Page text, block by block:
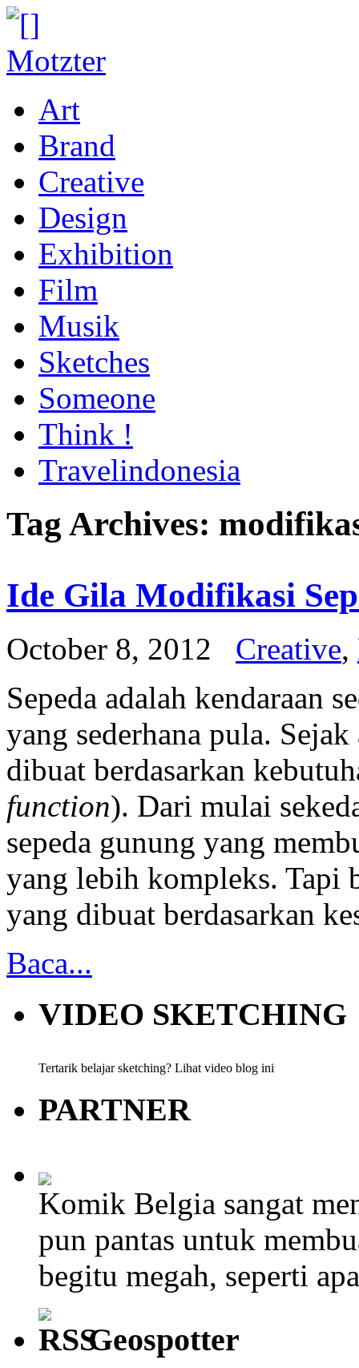
Art
Brand
Creative
Design
Exhibition
Film
Musik
Sketches
Someone
Think !
Travelindonesia
Tag Archives:
Ide Gila Modifikasi
October 8, 2012 Creative,
Sepeda adalah kendaraan
yang sederhana pula.
dibuat berdasarkan
function). Dari mulai
sepeda gunung yang
yang lebih kompleks. Tapi
yang dibuat berdasarkan
Baca...
VIDEO SKETCHING
Tertarik belajar sketching? Lihat video blog ini
PARTNER
Komik Belgia sangat
pun pantas untuk
begitu megah, seperti
Geospotter